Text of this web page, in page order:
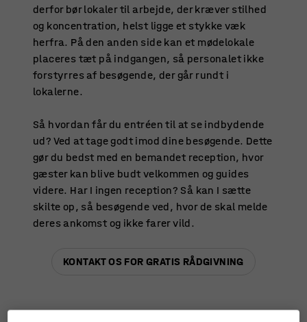
derfor bør lokaler til arbejde, der kræver stilhed
og koncentration, helst ligge et stykke væk
herfra. På den anden side kan et mødelokale
placeres tæt på indgangen, så personalet ikke
forstyrres af besøgende, der går rundt i
lokalerne.
Så hvordan får du entréen til at se indbydende
ud? Ved at tage godt imod dine besøgende. Dette
gør du bedst med en bemandet reception, hvor
gæster kan blive budt velkommen og guides
videre. Har I ingen reception? Så kan I sætte
skilte op, så besøgende ved, hvor de skal melde
deres ankomst og ikke farer vild.
KONTAKT OS FOR GRATIS RÅDGIVNING